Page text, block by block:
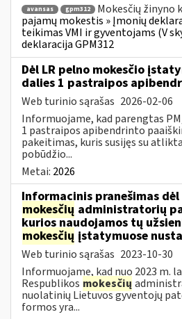
avansas gpm312 Mokesčių žinyno
pajamų mokestis » Įmonių
teikimas VMI ir gyventojams (V
deklaracija GPM312
Dėl LR pelno mokesčio
dalies 1 pastraipos
Web turinio sąrašas 2026-02-06
Informuojame, kad parengtas
1 pastraipos apibendrinto
pakeitimas, kuris susijęs su
pobūdžio...
Metai: 2026
Informacinis pranešimas
mokesčių administratorių
kurios naudojamos tų
mokesčių įstatymuose
Web turinio sąrašas 2023-10-30
Informuojame, kad nuo 2023 m.
Respublikos mokesčių
nuolatinių Lietuvos gyventojų
formos yra...